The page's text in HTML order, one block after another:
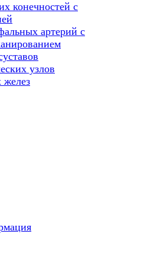
конечностей с
артерий с
узлов